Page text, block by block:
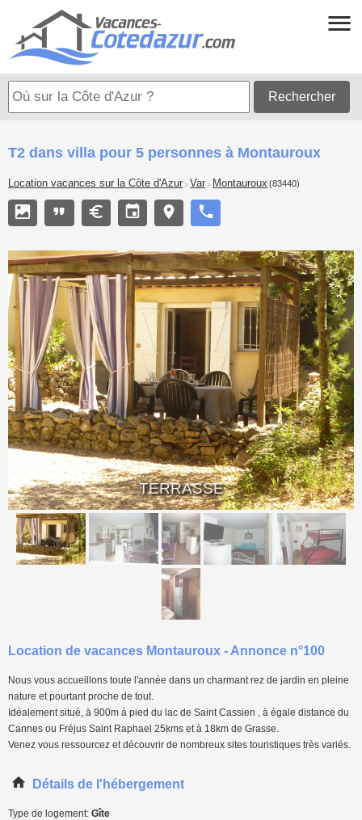
Rechercher
T2 dans villa pour 5 personnes à Montauroux
Location vacances sur la Côte d'Azur > Var > Montauroux (83440)
TERRASSE
< >
Location de vacances Montauroux - Annonce n°100
Nous vous accueillons toute l'année dans un charmant rez de jardin en pleine
nature et pourtant proche de tout.
Idéalement situé, à 900m à pied du lac de Saint Cassien , à égale distance du
Cannes ou Fréjus Saint Raphael 25kms et à 18km de Grasse.
Venez vous ressourcez et découvrir de nombreux sites touristiques très variés.
Détails de l'hébergement
Type de logement: Gîte